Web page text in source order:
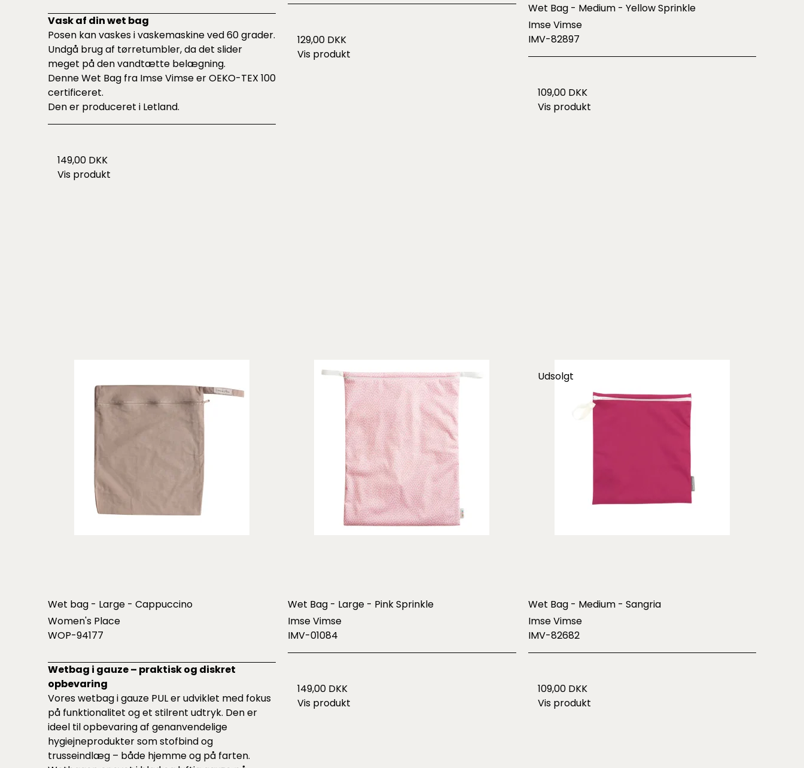
Vask af din wet bag
Posen kan vaskes i vaskemaskine ved 60 grader.
Undgå brug af tørretumbler, da det slider
meget på den vandtætte belægning.
Denne Wet Bag fra Imse Vimse er OEKO-TEX 100
certificeret.
Den er produceret i Letland.
149,00 DKK
Vis produkt
129,00 DKK
Vis produkt
Wet Bag - Medium - Yellow Sprinkle
Imse Vimse
IMV-82897
109,00 DKK
Vis produkt
Wet bag - Large - Cappuccino
Women's Place
WOP-94177
Wetbag i gauze – praktisk og diskret
opbevaring
Vores wetbag i gauze PUL er udviklet med fokus
på funktionalitet og et stilrent udtryk. Den er
ideel til opbevaring af genanvendelige
hygiejneprodukter som stofbind og
trusseindlæg – både hjemme og på farten.
Wet Bag - Large - Pink Sprinkle
Imse Vimse
IMV-01084
149,00 DKK
Vis produkt
Udsolgt
Wet Bag - Medium - Sangria
Imse Vimse
IMV-82682
109,00 DKK
Vis produkt